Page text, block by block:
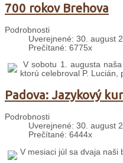
700 rokov Brehova
Podrobnosti
Uverejnené: 30. august
Prečítané: 6775x
V sobotu 1. augusta
ktorú celebroval P.
Padova: Jazykový
Podrobnosti
Uverejnené: 30. august
Prečítané: 6444x
V mesiaci júl sa dvaja naši